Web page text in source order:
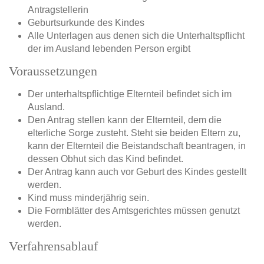
Antragstellerin
Geburtsurkunde des Kindes
Alle Unterlagen aus denen sich die Unterhaltspflicht
der im Ausland lebenden Person ergibt
Voraussetzungen
Der unterhaltspflichtige Elternteil befindet sich im
Ausland.
Den Antrag stellen kann der Elternteil, dem die
elterliche Sorge zusteht. Steht sie beiden Eltern zu,
kann der Elternteil die Beistandschaft beantragen, in
dessen Obhut sich das Kind befindet.
Der Antrag kann auch vor Geburt des Kindes gestellt
werden.
Kind muss minderjährig sein.
Die Formblätter des Amtsgerichtes müssen genutzt
werden.
Verfahrensablauf